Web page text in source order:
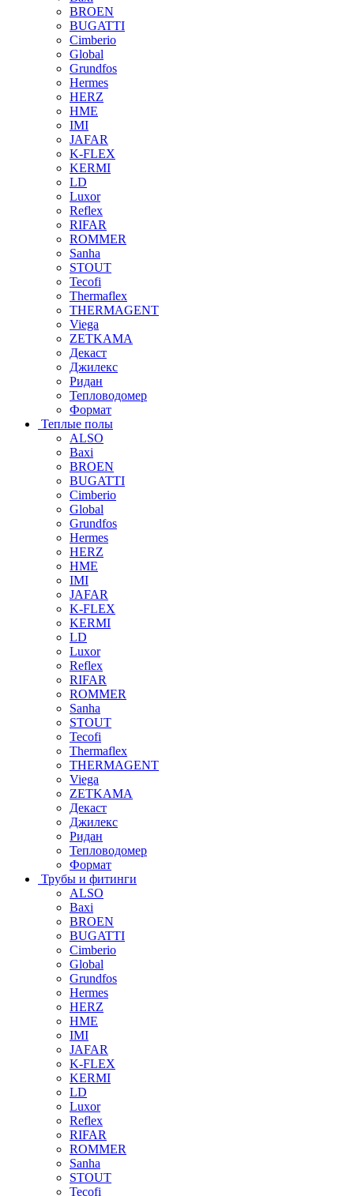
BROEN
BUGATTI
Cimberio
Global
Grundfos
Hermes
HERZ
HME
IMI
JAFAR
K-FLEX
KERMI
LD
Luxor
Reflex
RIFAR
ROMMER
Sanha
STOUT
Tecofi
Thermaflex
THERMAGENT
Viega
ZETKAMA
Декаст
Джилекс
Ридан
Тепловодомер
Формат
Теплые полы
ALSO
Baxi
BROEN
BUGATTI
Cimberio
Global
Grundfos
Hermes
HERZ
HME
IMI
JAFAR
K-FLEX
KERMI
LD
Luxor
Reflex
RIFAR
ROMMER
Sanha
STOUT
Tecofi
Thermaflex
THERMAGENT
Viega
ZETKAMA
Декаст
Джилекс
Ридан
Тепловодомер
Формат
Трубы и фитинги
ALSO
Baxi
BROEN
BUGATTI
Cimberio
Global
Grundfos
Hermes
HERZ
HME
IMI
JAFAR
K-FLEX
KERMI
LD
Luxor
Reflex
RIFAR
ROMMER
Sanha
STOUT
Tecofi